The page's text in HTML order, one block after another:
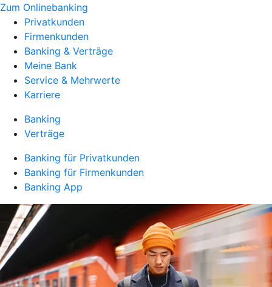
Zum Onlinebanking
Privatkunden
Firmenkunden
Banking & Verträge
Meine Bank
Service & Mehrwerte
Karriere
Banking
Verträge
Banking für Privatkunden
Banking für Firmenkunden
Banking App